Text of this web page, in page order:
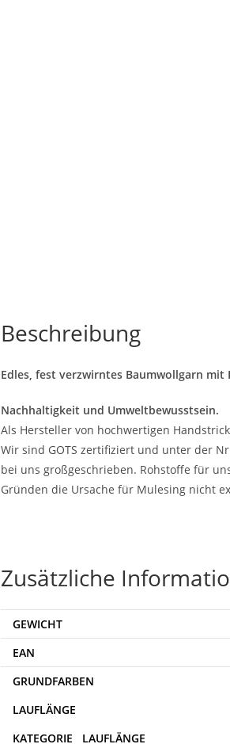
Beschreibung
Edles, fest verzwirntes Baumwollgarn
Nachhaltigkeit und Umweltbewusstsein.
Als Hersteller von hochwertigen
Wir sind GOTS zertifiziert und unter der
bei uns großgeschrieben. Rohstoffe für
Gründen die Ursache für Mulesing nicht
Zusätzliche
GEWICHT
EAN